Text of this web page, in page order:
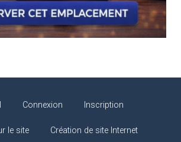
Connexion Inscription
le site Création de site Internet